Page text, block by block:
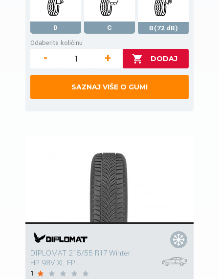
D C
B(72 dB)
Odaberite količinu
- +
SAZNAJ VIŠE O GUMI
DIPLOMAT 215/55 R17 Winter
HP 98V XL FP
1